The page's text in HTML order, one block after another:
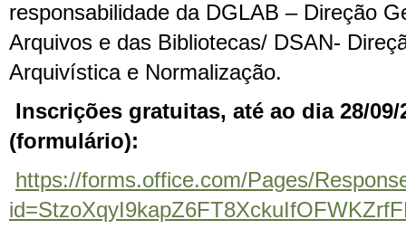
responsabilidade da DGLAB – Direção
Arquivos e das Bibliotecas/ DSAN-
Arquivística e Normalização.
Inscrições gratuitas, até ao dia 28/
(formulário):
https://forms.office.com/Pages/